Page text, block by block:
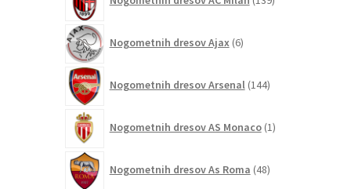
izdelkov
Nogometnih dresov Ajax 6izdelkov
Nogometnih dresov Arsenal 144izdelkov
Nogometnih dresov AS Monaco 1izdelek
Nogometnih dresov As Roma 48izdelkov